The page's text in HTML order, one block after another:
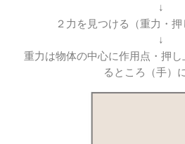
↓
２力を見つける（重力・押
↓
重力は物体の中心に作用点・押
るところ（手）